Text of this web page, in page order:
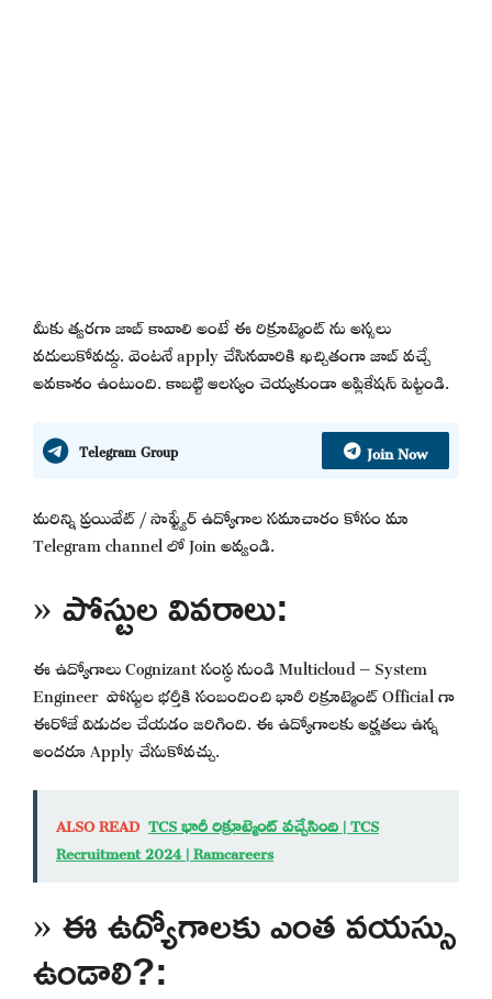
మీకు త్వరగా జాబ్ కావాలి అంటే ఈ రిక్రూట్మెంట్ ను అస్సలు
వదులుకోవద్దు. వెంటనే apply చేసినవారికి ఖచ్చితంగా జాబ్ వచ్చే
అవకాశం ఉంటుంది. కాబట్టి ఆలస్యం చెయ్యకుండా అప్లికేషన్ పెట్టండి.
Telegram Group Join Now
మరిన్ని ప్రయివేట్ / సాఫ్ట్వేర్ ఉద్యోగాల సమాచారం కోసం మా
Telegram channel లో Join అవ్వండి.
» పోస్టుల వివరాలు:
ఈ ఉద్యోగాలు Cognizant సంస్థ నుండి Multicloud – System
Engineer పోస్టుల భర్తీకి సంబందించి భారీ రిక్రూట్మెంట్ Official గా
ఈరోజే విడుదల చేయడం జరిగింది. ఈ ఉద్యోగాలకు అర్హతలు ఉన్న
అందరూ Apply చేసుకోవచ్చు.
ALSO READ TCS భారీ రిక్రూట్మెంట్ వచ్చేసింది | TCS
Recruitment 2024 | Ramcareers
» ఈ ఉద్యోగాలకు ఎంత వయస్సు
ఉండాలి?: